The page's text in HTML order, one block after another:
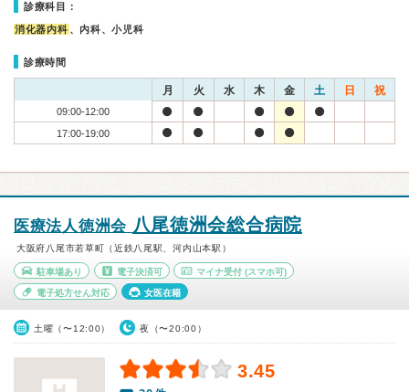
診療科目：
消化器内科 、内科、小児科
診療時間
月 火 水 木 金 土 日 祝
09:00-12:00
17:00-19:00
医療法人徳洲会 八尾徳洲会総合病院
大阪府八尾市若草町（近鉄八尾駅、河内山本駅）
駐車場あり 電子決済可 マイナ受付 (スマホ可)
電子処方せん対応 女医在籍
土曜（〜12:00） 夜（〜20:00）
3.45